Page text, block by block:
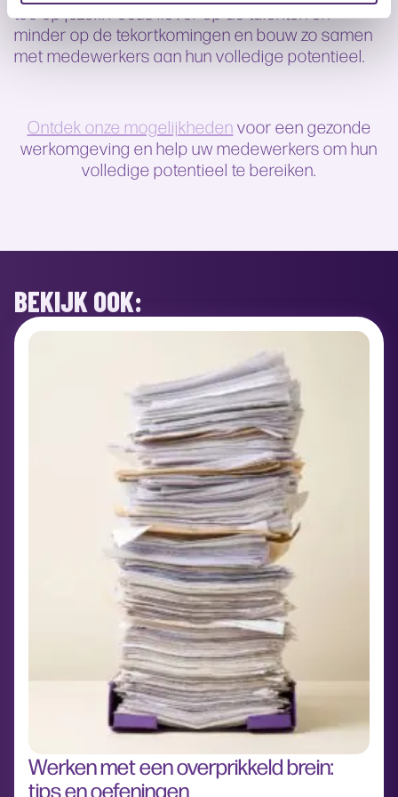
toe op jezelf. Focus liever op de talenten en
minder op de tekortkomingen en bouw zo samen
met medewerkers aan hun volledige potentieel.
Ontdek onze mogelijkheden voor een gezonde
werkomgeving en help uw medewerkers om hun
volledige potentieel te bereiken.
BEKIJK OOK:
Werken met een overprikkeld brein:
tips en oefeningen